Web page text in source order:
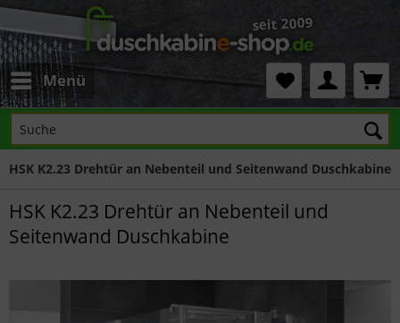
Menü
HSK K2.23 Drehtür an Nebenteil und Seitenwand Duschkabine
HSK K2.23 Drehtür an Nebenteil und
Seitenwand Duschkabine